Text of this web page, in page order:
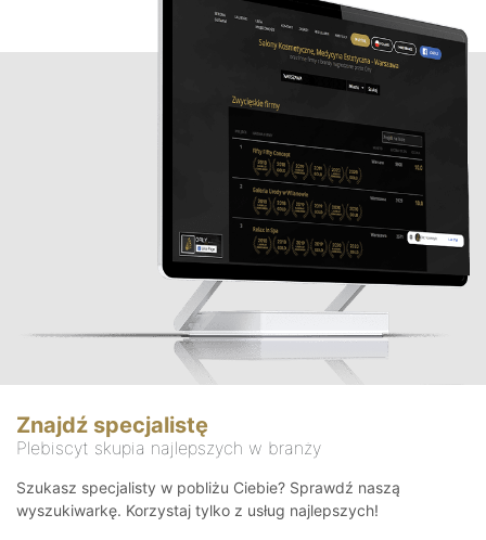
Znajdź specjalistę
Plebiscyt skupia najlepszych w branży
Szukasz specjalisty w pobliżu Ciebie? Sprawdź naszą
wyszukiwarkę. Korzystaj tylko z usług najlepszych!